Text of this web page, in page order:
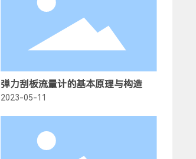
弹力刮板流量计的基本原理与构造
2023-05-11